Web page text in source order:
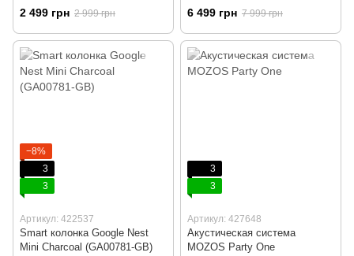
2 499 грн 2 999 грн
Black (HKOS7BLKEP)
6 499 грн 7 999 грн
−8%
3
3
Артикул: 422537
Smart колонка Google Nest
Mini Charcoal (GA00781-GB)
3
3
Артикул: 427648
Акустическая система
MOZOS Party One